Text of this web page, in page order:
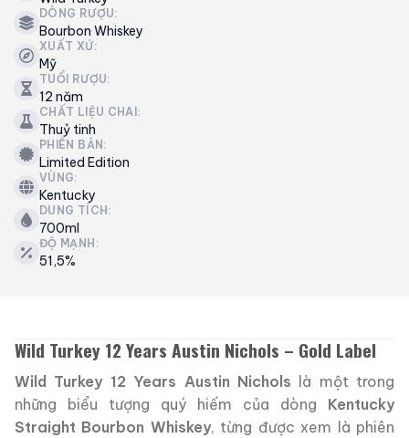
DÒNG RƯỢU:
Bourbon Whiskey
XUẤT XỨ:
Mỹ
TUỔI RƯỢU:
12 năm
CHẤT LIỆU CHAI:
Thuỷ tinh
PHIÊN BẢN:
Limited Edition
VÙNG:
Kentucky
DUNG TÍCH:
700ml
ĐỘ MẠNH:
51,5%
Wild Turkey 12 Years Austin Nichols – Gold Label
Wild Turkey 12 Years Austin Nichols là một trong
những biểu tượng quý hiếm của dòng Kentucky
Straight Bourbon Whiskey, từng được xem là phiên